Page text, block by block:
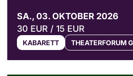
SA., 03. OKTOBER 2026
30 EUR / 15 EUR
KABARETT THEATERFORUM